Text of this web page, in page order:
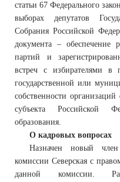
статьи 67 Федерального
выборах депутатов
Собрания Российской
документа – обеспечение
партий и
встреч с избирателями в
государственной или
собственности
субъекта Российской
образования.
О кадровых вопросах
Назначен новый член
комиссии Северская с
данной комиссии.